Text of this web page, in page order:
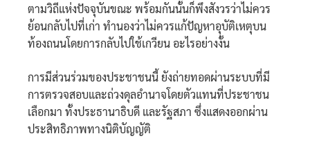
ตามวิถีแห่งปัจจุบันขณะ พร้อมกันนั้นก็พึงสังวรว่าไม่ควร
ย้อนกลับไปที่เก่า ทำนองว่าไม่ควรแก้ปัญหาอุบัติเหตุบน
ท้องถนนโดยการกลับไปใช้เกวียน อะไรอย่างงั้น
การมีส่วนร่วมของประชาชนนี้ ยังถ่ายทอดผ่านระบบที่มี
การตรวจสอบและถ่วงดุลอำนาจโดยตัวแทนที่ประชาชน
เลือกมา ทั้งประธานาธิบดี และรัฐสภา ซึ่งแสดงออกผ่าน
ประสิทธิภาพทางนิติบัญญัติ